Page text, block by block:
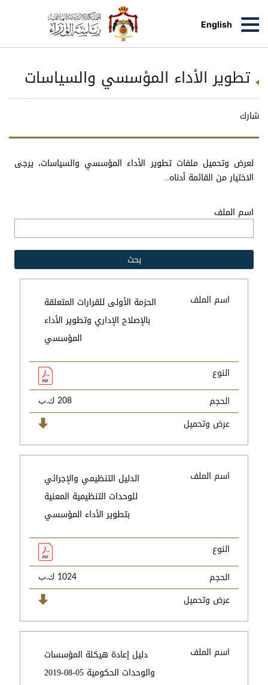
English
تطوير الأداء المؤسسي والسياسات
شارك
لعرض وتحميل ملفات تطوير الأداء المؤسسي والسياسات، يرجى
الاختيار من القائمة أدناه..
اسم الملف
اسم الملف
الحزمة الأولى للقرارات المتعلقة
بالإصلاح الإداري وتطوير الأداء
المؤسسي
النوع
الحجم
208 ك.ب
عرض وتحميل
اسم الملف
الدليل التنظيمي والإجرائي
للوحدات التنظيمية المعنية
بتطوير الأداء المؤسسي
النوع
الحجم
1024 ك.ب
عرض وتحميل
اسم الملف
دليل إعادة هيكلة المؤسسات
والوحدات الحكومية 05-08-2019